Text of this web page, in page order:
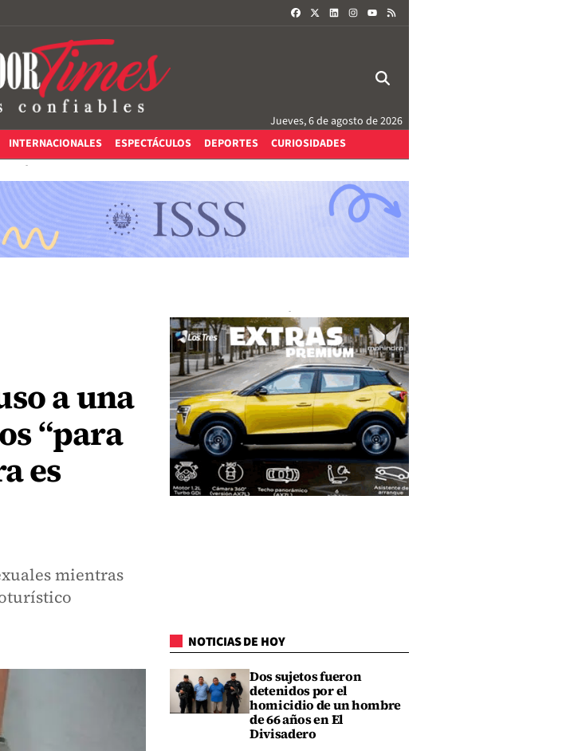
FACEBOOKLINKEDININSTAGRAM
Jueves, 6 de agosto de 2026
INTERNACIONALES ESPECTÁCULOS DEPORTES CURIOSIDADES
a una
“para
es
mientras
NOTICIAS DE HOY
Dos sujetos fueron
detenidos por el
homicidio de un hombre
de 66 años en El
Divisadero